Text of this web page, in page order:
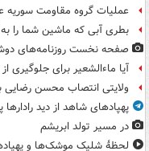
عملیات گروه مقاومت سوریه
بطری آبی که ماشین شما را
صفحه نخست روزنامه‌های دوشنبه ۱۹
آیا ماءالشعیر برای
ولایتی انتصاب محسن رضایی
پهپادهای شاهد از دید
در مسیر تولد ابریشم
لحظۀ شلیک موشک‌ها و